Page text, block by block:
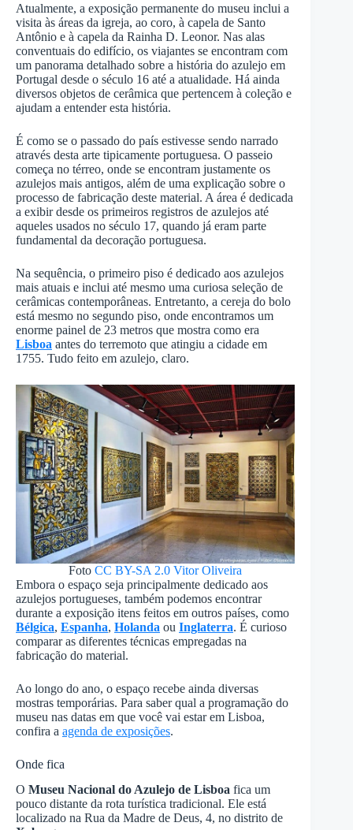
Atualmente, a exposição permanente do museu inclui a
visita às áreas da igreja, ao coro, à capela de Santo
Antônio e à capela da Rainha D. Leonor. Nas alas
conventuais do edifício, os viajantes se encontram com
um panorama detalhado sobre a história do azulejo em
Portugal desde o século 16 até a atualidade. Há ainda
diversos objetos de cerâmica que pertencem à coleção e
ajudam a entender esta história.
É como se o passado do país estivesse sendo narrado
através desta arte tipicamente portuguesa. O passeio
começa no térreo, onde se encontram justamente os
azulejos mais antigos, além de uma explicação sobre o
processo de fabricação deste material. A área é dedicada
a exibir desde os primeiros registros de azulejos até
aqueles usados no século 17, quando já eram parte
fundamental da decoração portuguesa.
Na sequência, o primeiro piso é dedicado aos azulejos
mais atuais e inclui até mesmo uma curiosa seleção de
cerâmicas contemporâneas. Entretanto, a cereja do bolo
está mesmo no segundo piso, onde encontramos um
enorme painel de 23 metros que mostra como era
Lisboa antes do terremoto que atingiu a cidade em
1755. Tudo feito em azulejo, claro.
FotoCC BY-SA 2.0 Vitor Oliveira
Embora o espaço seja principalmente dedicado aos
azulejos portugueses, também podemos encontrar
durante a exposição itens feitos em outros países, como
Bélgica, Espanha, Holanda ou Inglaterra. É curioso
comparar as diferentes técnicas empregadas na
fabricação do material.
Ao longo do ano, o espaço recebe ainda diversas
mostras temporárias. Para saber qual a programação do
museu nas datas em que você vai estar em Lisboa,
confira a agenda de exposições.
Onde fica
O Museu Nacional do Azulejo de Lisboa fica um
pouco distante da rota turística tradicional. Ele está
localizado na Rua da Madre de Deus, 4, no distrito de